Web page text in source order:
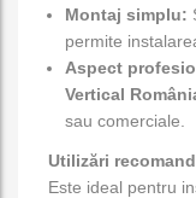
Montaj simplu:
permite
Aspect
Vertical
sau comerciale.
Utilizări
Este ideal pentru